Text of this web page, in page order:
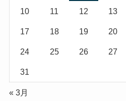
10 11 12 13
17 18 19 20
24 25 26 27
31
« 3月